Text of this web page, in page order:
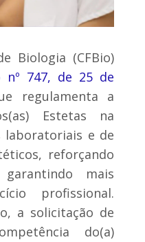
Biologia (CFBio)
nº 747, de 25 de
regulamenta a
Estetas na
laboratoriais e de
reforçando
mais
profissional.
a solicitação de
do(a)